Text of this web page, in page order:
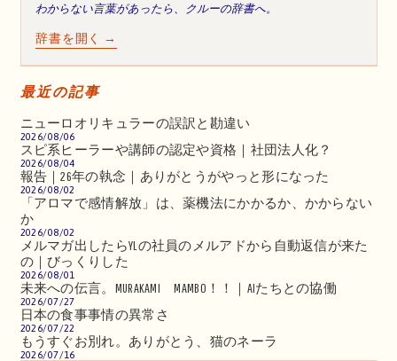
わからない言葉があったら、クルーの辞書へ。
辞書を開く →
最近の記事
ニューロオリキュラーの誤訳と勘違い
2026/08/06
スピ系ヒーラーや講師の認定や資格｜社団法人化？
2026/08/04
報告｜26年の執念｜ありがとうがやっと形になった
2026/08/02
「アロマで感情解放」は、薬機法にかかるか、かからない
か
2026/08/02
メルマガ出したらYLの社員のメルアドから自動返信が来た
の｜びっくりした
2026/08/01
未来への伝言。MURAKAMI MAMBO！！｜AIたちとの協働
2026/07/27
日本の食事事情の異常さ
2026/07/22
もうすぐお別れ。ありがとう、猫のネーラ
2026/07/16